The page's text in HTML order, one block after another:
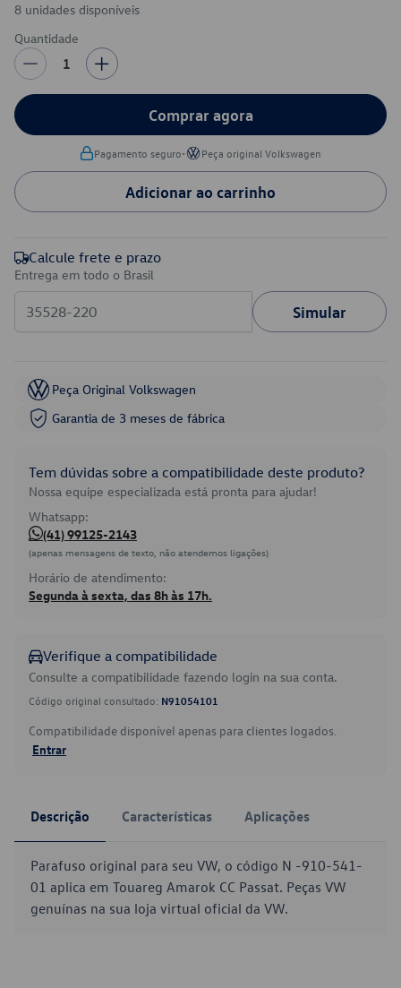
8 unidades disponíveis
Quantidade
1
Comprar agora
Pagamento seguro• Peça original Volkswagen
Adicionar ao carrinho
Calcule frete e prazo
Entrega em todo o Brasil
Simular
Peça Original Volkswagen
Garantia de 3 meses de fábrica
Tem dúvidas sobre a compatibilidade deste produto?
Nossa equipe especializada está pronta para ajudar!
Whatsapp:
(41) 99125-2143
(apenas mensagens de texto, não atendemos ligações)
Horário de atendimento:
Segunda à sexta, das 8h às 17h.
Verifique a compatibilidade
Consulte a compatibilidade fazendo login na sua conta.
Código original consultado: N91054101
Compatibilidade disponível apenas para clientes logados.
Entrar
Descrição Características Aplicações
Parafuso original para seu VW, o código N -910-541-
01 aplica em Touareg Amarok CC Passat. Peças VW
genuínas na sua loja virtual oficial da VW.